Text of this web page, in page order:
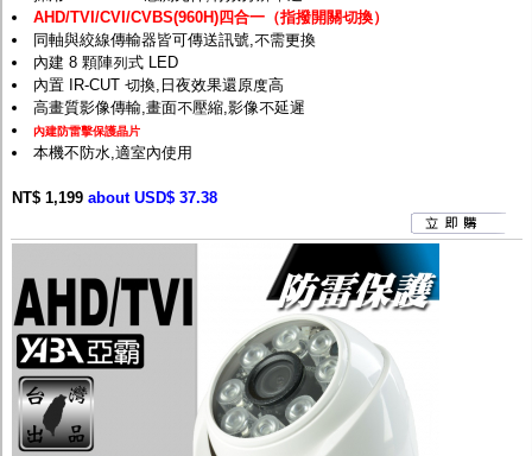
AHD/TVI/CVI/CVBS(960H)四合一（指撥開關切換）
同軸與絞線傳輸器皆可傳送訊號,不需更換
內建 8 顆陣列式 LED
內置 IR-CUT 切換,日夜效果還原度高
高畫質影像傳輸,畫面不壓縮,影像不延遲
內建防雷擊保護晶片
本機不防水,適室內使用
NT$ 1,199 about USD$ 37.38